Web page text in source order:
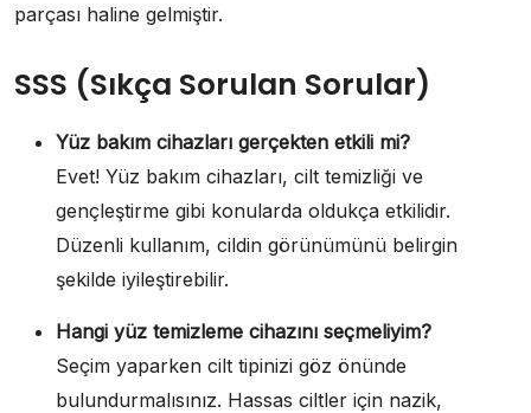
parçası haline gelmiştir.
SSS (Sıkça Sorulan Sorular)
Yüz bakım cihazları gerçekten etkili mi?
Evet! Yüz bakım cihazları, cilt temizliği ve
gençleştirme gibi konularda oldukça etkilidir.
Düzenli kullanım, cildin görünümünü belirgin
şekilde iyileştirebilir.
Hangi yüz temizleme cihazını seçmeliyim?
Seçim yaparken cilt tipinizi göz önünde
bulundurmalısınız. Hassas ciltler için nazik,